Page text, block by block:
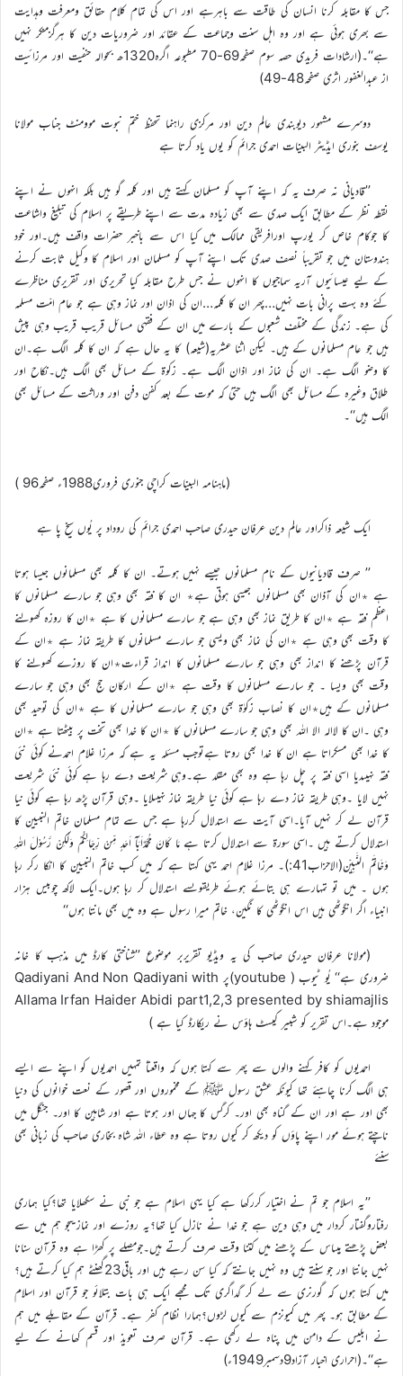
جس کا مقابلہ کرنا انسان کی طاقت سے باہرہے اور اس کی تمام کلام حقائق ومعرفت وہدایت
سے بھری ہوئی ہے اور وہ اہل سنت وجماعت کے عقائد اور ضروریات دین کا ہرگزمنکر نہیں
ہے‘‘۔(ارشادات فریدی حصہ سوم صفحہ69-70 مطبوعہ اگرہ1320ھ بحوالہ حنفیت اور مرزائیت
از عبدالغفور اثری صفحہ48-49)
دوسرے مشہور دیوبندی عالم دین اور مرکزی راہنما تحفظ ختم نبوت موومنٹ جناب مولانا
یوسف بنوری ایڈیٹر البینات احمدی جرائم کو یوں یاد کرتا ہے
’’قادیانی نہ صرف یہ کہ اپنے آپ کو مسلمان کہتے ہیں اور کلمہ گو ہیں بلکہ انہوں نے اپنے
نقطہ نظر کے مطابق ایک صدی سے بھی زیادہ مدت سے اپنے طریقے پر اسلام کی تبلیغ واشاعت
کا جوکام خاص کر یورپ اورافریقی ممالک میں کیا اس سے باخبر حضرات واقف ہیں۔اور خود
ہندوستان میں جو تقریباً نصف صدی تک اپنے آپ کو مسلمان اور اسلام کا وکیل ثابت کرنے
کے لیے عیسائیوں آریہ سماجیوں کا انہوں نے جس طرح مقابلہ کیا تحریری اور تقریری مناظرے
کئے وہ بہت پرانی بات نہیں…پھر ان کا کلمہ…ان کی اذان اور نماز وہی ہے جو عام امّت مسلمہ
کی ہے۔ زندگی کے مختلف شعبوں کے بارے میں ان کے فقہی مسائل قریب قریب وہی پیش
ہیں جو عام مسلمانوں کے ہیں۔ لیکن اثنا عشریہ(شیعہ) کا یہ حال ہے کہ ان کا کلمہ الگ ہے۔ان
کا وضو الگ ہے۔ ان کی نماز اور اذان الگ ہے۔ زکوۃ کے مسائل بھی الگ ہیں۔نکاح اور
طلاق وغیرہ کے مسائل بھی الگ ہیں حتیٰ کہ موت کے بعد کفن دفن اور وراثت کے مسائل بھی
الگ ہیں‘‘۔
(ماہنامہ البینات کراچی جنوری فروری1988ء صفحہ96 )
ایک شیعہ ذاکراور عالم دین عرفان حیدری صاحب احمدی جرائم کی روداد پر یُوں سیخ پا ہے
’’ صرف قادیانیوں کے نام مسلمانوں جیسے نہیں ہوتے۔ ان کا کلمہ بھی مسلمانوں جیسا ہوتا
ہے ٭ان کی آذان بھی مسلمانوں جیسی ہوتی ہے٭ ان کا فقہ بھی وہی جو سارے مسلمانوں کا
اعظم فقہ ہے ٭ان کا طریق نماز بھی وہی ہے جو سارے مسلمانوں کا ہے ٭ان کا روزہ کھولنے
کا وقت بھی وہی ہے ٭ان کی نماز بھی ویسی جو سارے مسلمانوں کا طریقہ نماز ہے ٭ان کے
قرآن پڑھنے کا انداز بھی وہی جو سارے مسلمانوں کا انداز قراءت٭ان کا روزے کھولنے کا
وقت بھی ویسا ۔ جو سارے مسلمانوں کا وقت ہے ٭ان کے ارکان حج بھی وہی جو سارے
مسلمانوں کے ہیں٭ان کا نصاب زکوٰۃ بھی وہی جو سارے مسلمانوں کا ہے ٭ان کی توحید بھی
وہی ۔ان کا لاالہ الا اللہ بھی وہی جو سارے مسلمانوں کا ٭ان کا خدا بھی تخت پر بیٹھتا ہے ٭ان
کا خدا بھی مسکراتا ہے ان کا خدا بھی روتا ہےتوجب مسئلہ یہ ہے کہ مرزا غلام احمدنے کوئی نئی
فقہ نہیںدیا اسی فقہ پر چل رہا ہے وہ بھی مقلد ہے۔وہی شریعت دے رہا ہے کوئی نئی شریعت
نہیں لایا ۔وہی طریقہ نماز دے رہا ہے کوئی نیا طریقہ نماز نہیںلایا ۔وہی قرآن پڑھ رہا ہے کوئی نیا
قرآن لے کر نہیں آیا۔اسی آیت سے استدلال کررہا ہے جس سے تمام مسلمان خاتم النبیین کا
استدلال کرتے ہیں ۔اسی سورۃ سے استدلال کرتا ہے مَا کَانَ مُحَمَّدٌاَبَآ اَحَدٍ مِّنْ رِّجَالِکُمْ وَلٰکِنْ رَّسُوْلَ اللہِ
وَخَاتَمَ النَّبِیّٖن(الاحزاب41:)۔ مرزا غلام احمد یہی کہتا ہے کہ میں کب خاتم النبیین کا انکا رکر رہا
ہوں ۔ میں تو تمہارے ہی بتائے ہوئے طریقوںسے استدلال کر رہا ہوں۔ایک لاکھ چوبیس ہزار
انبیاء اگر انگوٹھی ہیں اس انگوٹھی کا نگین، خاتم میرا رسول ہے وہ میں بھی مانتا ہوں‘‘
(مولانا عرفان حیدری صاحب کی یہ ویڈیو تقریربر موضوع ’’شناختی کارڈ میں مذہب کا خانہ
ضروری ہے‘‘ یُو ٹیوب ( youtube)پر Qadiyani And Non Qadiyani with
Allama Irfan Haider Abidi part1,2,3 presented by shiamajlis
موجود ہے۔اس تقریر کو شبیر کیسٹ ہاؤس نے ریکارڈ کیا ہے )
احمدیوں کو کافر کہنے والوں سے پھر سے کہتا ہوں کہ واقعتاً تمہیں احمدیوں کو اپنے سے ایسے
ہی الگ کرنا چاہئے تھا کیونکہ عشق رسول ﷺ کے مخموروں اور قصور کے نعت خوانوں کی دنیا
بھی اور ہے اور ان کے گناہ بھی اور۔ کرگس کا جہاں اور ہوتا ہے اور شاہین کا اور۔ جنگل میں
ناچتے ہوئے مور اپنے پاؤں کو دیکھ کر کیوں روتا ہے وہ عطاء اللہ شاہ بخاری صاحب کی زبانی بھی
سنئے
’’یہ اسلام جو تم نے اختیار کررکھا ہے کیا یہی اسلام ہے جو نبی نے سکھلایا تھا؟کیا ہماری
رفتاروگفتار کردار میں وہی دین ہے جو خدا نے نازل کیا تھا؟یہ روزے اور نمازیںجو ہم میں سے
بعض پڑھتے ہیںاس کے پڑھنے میں کتنا وقت صرف کرتے ہیں۔جومصلے پر کھڑا ہے وہ قرآن سنانا
نہیں جانتا اور جو سنتے ہیں وہ نہیں جانتے کہ کیا سن رہے ہیں اور باقی23گھنٹے ہم کیا کرتے ہیں؟
میں کہتا ہوں کہ گورنری سے لے کر گداگری تک مجھے ایک ہی بات بتلائو جو قرآن اور اسلام
کے مطابق ہو۔ پھر میں کمیونزم سے کیوں لڑوں؟ہمارا نظام کفر ہے۔ قرآن کے مقابلے میں ہم
نے ابلیس کے دامن میں پناہ لے رکھی ہے۔ قرآن صرف تعویذ اور قسم کھانے کے لیے
ہے‘‘۔(احراری اخبار آزاد9دسمبر1949ء)